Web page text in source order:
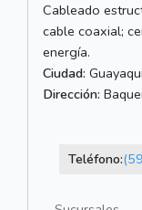
Cableado
cable coaxial;
energía.
Ciudad:
Dirección:
Teléfono: